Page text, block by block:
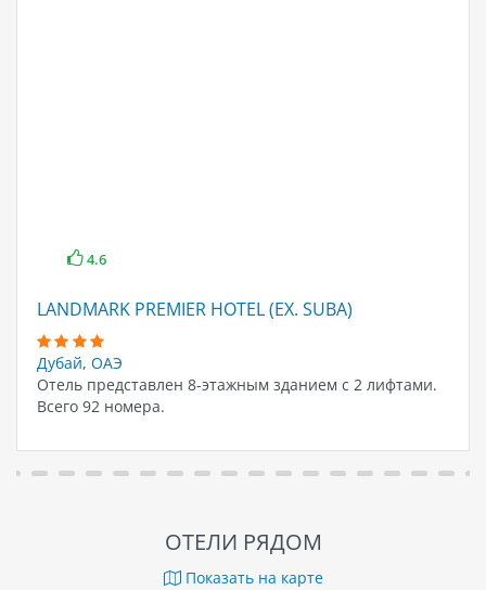
4.6
LANDMARK PREMIER HOTEL (EX. SUBA)
Дубай, ОАЭ
Отель представлен 8-этажным зданием с 2 лифтами.
Всего 92 номера.
ОТЕЛИ РЯДОМ
Показать на карте